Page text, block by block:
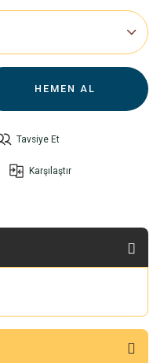
HEMEN AL
Tavsiye Et
Karşılaştır